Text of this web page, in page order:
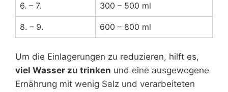
6. – 7. 300 – 500 ml
8. – 9. 600 – 800 ml
Um die Einlagerungen zu reduzieren, hilft es,
viel Wasser zu trinken und eine ausgewogene
Ernährung mit wenig Salz und verarbeiteten